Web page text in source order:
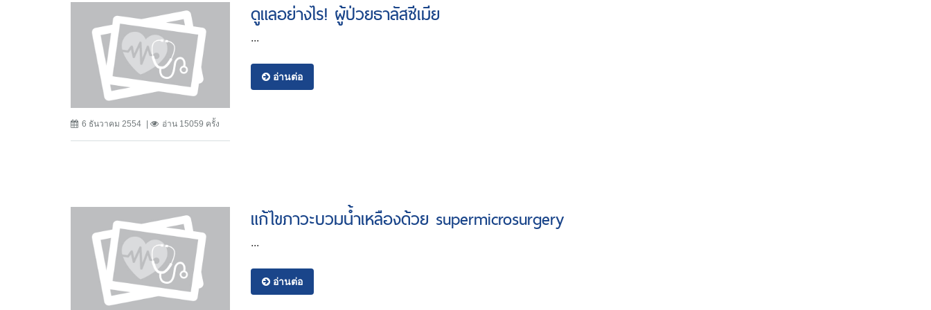
6 ธันวาคม 2554 อ่าน 15059 ครั้ง
ดูแลอย่างไร! ผู้ป่วยธาลัสซีเมีย
...
อ่านต่อ
แก้ไขภาวะบวมน้ำเหลืองด้วย supermicrosurgery
...
อ่านต่อ